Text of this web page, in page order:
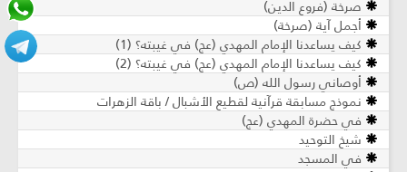
صرخة (فروع الدين)
أجمل آية (صرخة)
كيف يساعدنا الإمام المهدي (عج) في غيبته؟ (1)
كيف يساعدنا الإمام المهدي (عج) في غيبته؟ (2)
أوصاني رسول الله (ص)
نموذج مسابقة قرآنية لقطيع الأشبال / باقة الزهرات
في حضرة المهدي (عج)
شيخ التوحيد
في المسجد